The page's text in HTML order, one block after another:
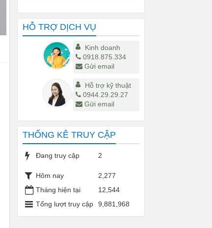
0
HỖ TRỢ DỊCH VỤ
Kinh doanh
0918.875.334
Gửi email
Hỗ trợ kỹ thuật
0944.29.29.27
Gửi email
THỐNG KÊ TRUY CẬP
Đang truy cập 2
Hôm nay
2,277
Tháng hiện tại
12,544
Tổng lượt truy cập
9,881,968